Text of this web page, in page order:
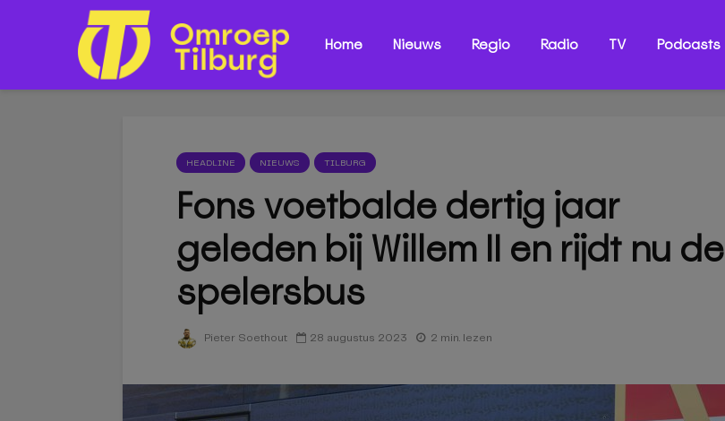
Home Nieuws Regio Radio TV Podcasts
HEADLINE NIEUWS TILBURG
Fons voetbalde dertig jaar
geleden bij Willem II en rijdt nu de
spelersbus
Pieter Soethout 28 augustus 2023 2 min. lezen